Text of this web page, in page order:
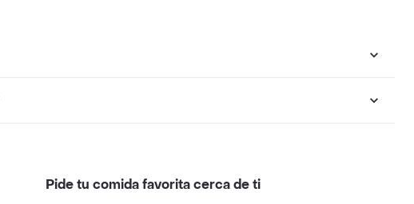
Pide tu comida favorita cerca de ti